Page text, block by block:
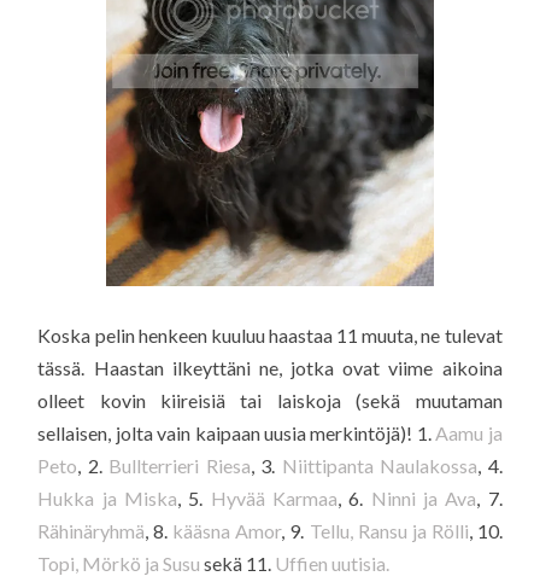
Koska pelin henkeen kuuluu haastaa 11 muuta, ne tulevat
tässä. Haastan ilkeyttäni ne, jotka ovat viime aikoina
olleet kovin kiireisiä tai laiskoja (sekä muutaman
sellaisen, jolta vain kaipaan uusia merkintöjä)! 1.Aamu ja
Peto, 2.Bullterrieri Riesa, 3. Niittipanta Naulakossa, 4.
Hukka ja Miska, 5. Hyvää Karmaa, 6. Ninni ja Ava, 7.
Rähinäryhmä, 8. kääsna Amor, 9. Tellu, Ransu ja Rölli, 10.
Topi, Mörkö ja Susu sekä 11. Uffien uutisia.